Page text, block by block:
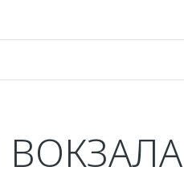
ВОКЗАЛА